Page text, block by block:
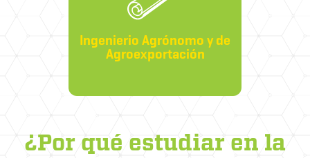
Ingenierio Agrónomo y de
Agroexportación
¿Por qué estudiar en la